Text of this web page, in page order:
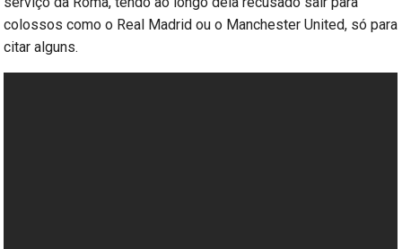
colossos como o Real Madrid ou o Manchester United, só para
citar alguns.